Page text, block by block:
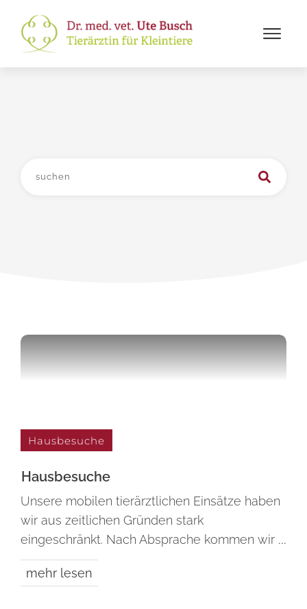
Hausbesuche
Haus­besuche
Unsere mobilen tierärztlichen Einsätze haben
wir aus zeitlichen Gründen stark
eingeschränkt. Nach Absprache kommen wir ...
mehr lesen